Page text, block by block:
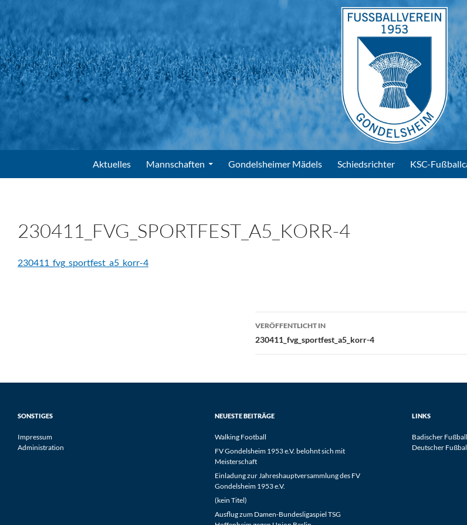
FV Gondelsheim e.V.Zum Inhalt springen
Aktuelles Mannschaften Gondelsheimer Mädels Schiedsrichter KSC-
230411_FVG_SPORTFEST_A5_KORR-4
230411_fvg_sportfest_a5_korr-4
Beitragsnavigation
VERÖFFENTLICHT IN
230411_fvg_sportfest_a5_korr-4
SONSTIGES
Impressum
Administration
NEUESTE BEITRÄGE
Walking Football
FV Gondelsheim 1953 e.V. belohnt sich mit
Meisterschaft
Einladung zur Jahreshauptversammlung des FV
Gondelsheim 1953 e.V.
(kein Titel)
Ausflug zum Damen-Bundesligaspiel TSG
LINKS
Badischer
Deutscher